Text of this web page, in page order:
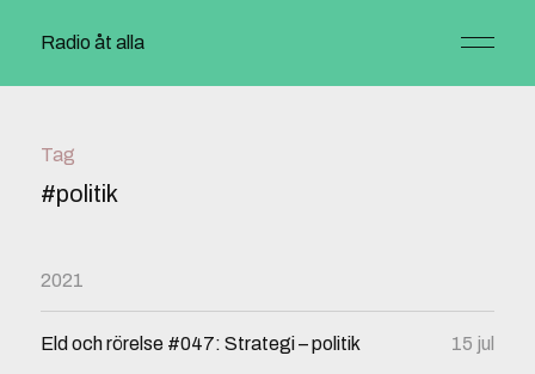
Radio åt alla
Tag
#politik
2021
Eld och rörelse #047: Strategi – politik 15 jul